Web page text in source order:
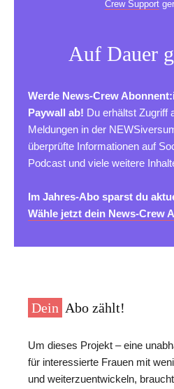
Crew Support
Auf Dauer
Werde News-Crew
Paywall ab! Du erhältst Zugriff
Meldungen in der
überprüfte Informationen auf
Podcast und viele weitere
Im Jahres-Abo sparst du
Wähle jetzt dein News-Crew
Dein Abo zählt!
Um dieses Projekt – eine
für interessierte Frauen mit
und weiterzuentwickeln,